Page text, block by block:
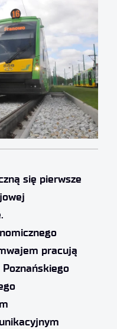
się pierwsze
pracują